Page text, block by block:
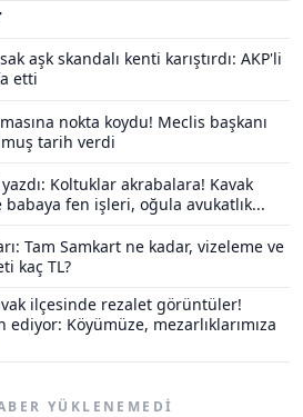
aşk skandalı kenti karıştırdı: AKP'li
etti
nokta koydu! Meclis başkanı
tarih verdi
Koltuklar akrabalara! Kavak
babaya fen işleri, oğula avukatlık...
Tam Samkart ne kadar, vizeleme ve
kaç TL?
ilçesinde rezalet görüntüler!
Köyümüze, mezarlıklarımıza
YÜKLENEMEDI